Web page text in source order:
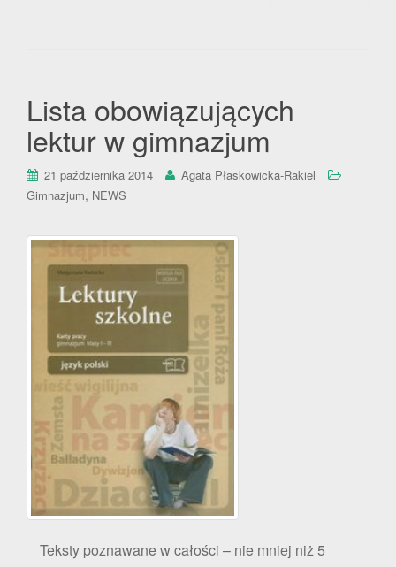
Lista obowiązujących
lektur w gimnazjum
21 października 2014
Agata Płaskowicka-Rakiel
Gimnazjum, NEWS
Teksty poznawane w całości – nie mniej niż 5